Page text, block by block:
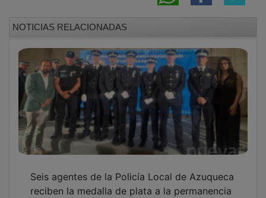
reciben la medalla de plata a la permanencia